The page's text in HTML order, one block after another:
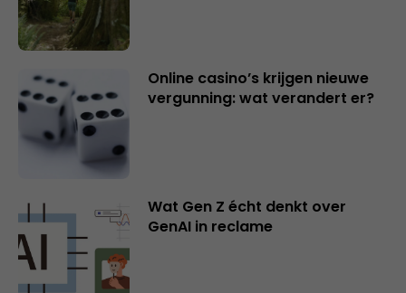
Online casino’s krijgen nieuwe
vergunning: wat verandert er?
Wat Gen Z écht denkt over
GenAI in reclame